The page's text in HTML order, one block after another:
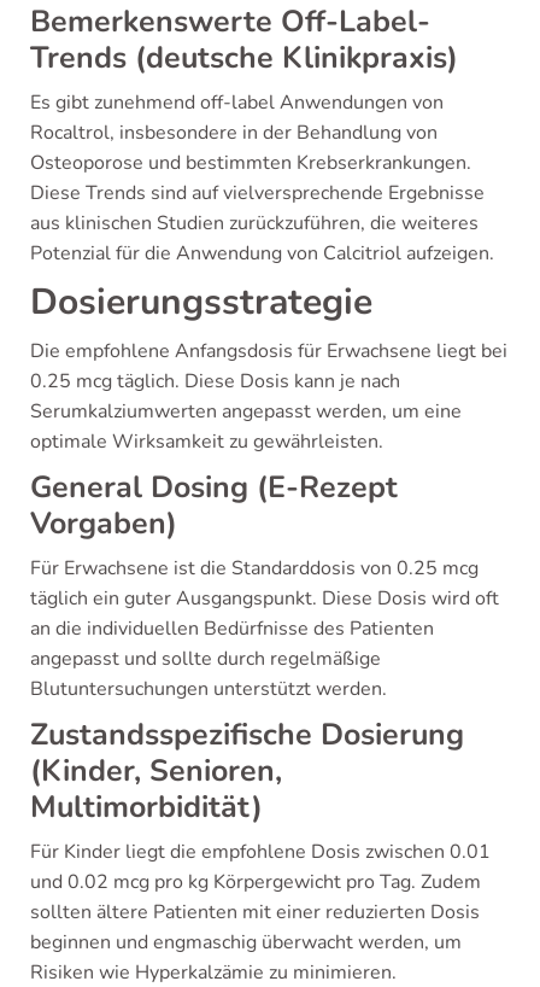
Bemerkenswerte Off-Label-
Trends (deutsche Klinikpraxis)
Es gibt zunehmend off-label Anwendungen von
Rocaltrol, insbesondere in der Behandlung von
Osteoporose und bestimmten Krebserkrankungen.
Diese Trends sind auf vielversprechende Ergebnisse
aus klinischen Studien zurückzuführen, die weiteres
Potenzial für die Anwendung von Calcitriol aufzeigen.
Dosierungsstrategie
Die empfohlene Anfangsdosis für Erwachsene liegt bei
0.25 mcg täglich. Diese Dosis kann je nach
Serumkalziumwerten angepasst werden, um eine
optimale Wirksamkeit zu gewährleisten.
General Dosing (E-Rezept
Vorgaben)
Für Erwachsene ist die Standarddosis von 0.25 mcg
täglich ein guter Ausgangspunkt. Diese Dosis wird oft
an die individuellen Bedürfnisse des Patienten
angepasst und sollte durch regelmäßige
Blutuntersuchungen unterstützt werden.
Zustandsspezifische Dosierung
(Kinder, Senioren,
Multimorbidität)
Für Kinder liegt die empfohlene Dosis zwischen 0.01
und 0.02 mcg pro kg Körpergewicht pro Tag. Zudem
sollten ältere Patienten mit einer reduzierten Dosis
beginnen und engmaschig überwacht werden, um
Risiken wie Hyperkalzämie zu minimieren.